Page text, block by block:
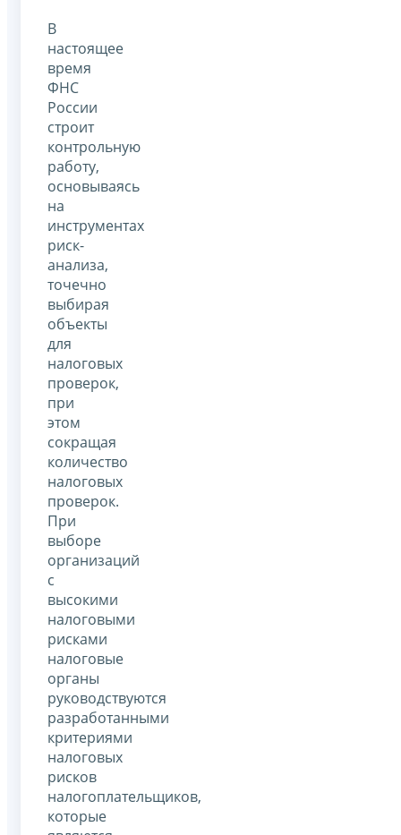
В
настоящее
время
ФНС
России
строит
контрольную
работу,
основываясь
на
инструментах
риск-
анализа,
точечно
выбирая
объекты
для
налоговых
проверок,
при
этом
сокращая
количество
налоговых
проверок.
При
выборе
организаций
с
высокими
налоговыми
рисками
налоговые
органы
руководствуются
разработанными
критериями
налоговых
рисков
налогоплательщиков,
которые